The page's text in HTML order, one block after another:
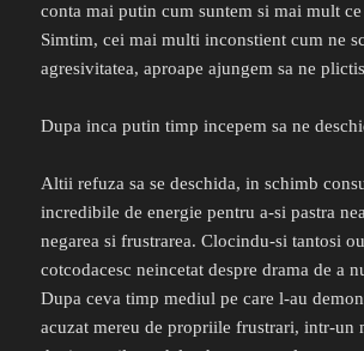
conta mai putin cum suntem si mai mult
Simtim, cei mai multi inconstient cum ne
agresivitatea, aproape ajungem sa ne
Dupa inca putin timp incepem sa ne
Altii refuza sa se deschida, in schimb
incredibile de energie pentru a-si pastra
negarea si frustrarea. Clocindu-si tantosi
cotcodacesc neincetat despre drama de a
Dupa ceva timp mediul pe care l-au
acuzat mereu de propriile frustrari, intr-un